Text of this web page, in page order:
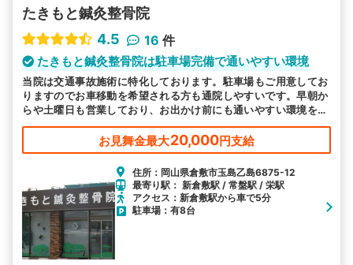
駅から探す 院名から探す
たきもと鍼灸整骨院
4.5
16 件
たきもと鍼灸整骨院は駐車場完備で通いやすい環境
当院は交通事故施術に特化しております。駐車場もご用意してお
りますのでお車移動を希望される方も通院しやすいです。早朝か
らや土曜日も営業しており、お出かけ前にも通いやすい環境を整
えて皆様のお越しをお待ちしております。
お見舞金最大20,000円支給
住所：岡山県倉敷市玉島乙島6875-12
最寄り駅： 新倉敷駅 / 常盤駅 / 栄駅
アクセス：新倉敷駅から車で5分
駐車場：有8台